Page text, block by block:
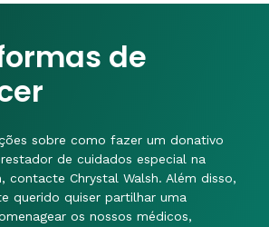
de
sobre como fazer um donativo
de cuidados especial na
contacte Chrystal Walsh. Além disso,
querido quiser partilhar uma
os nossos médicos,